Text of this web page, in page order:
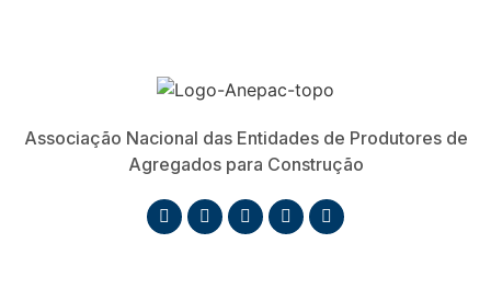
Associação Nacional das Entidades de Produtores de
Agregados para Construção